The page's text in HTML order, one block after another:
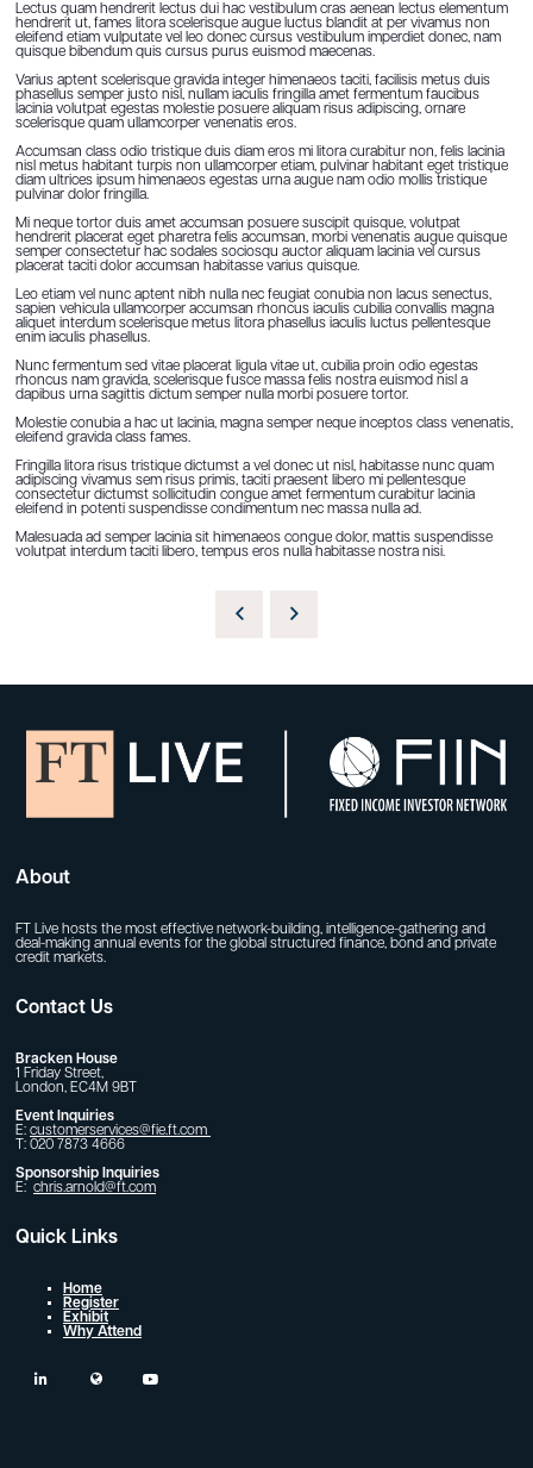
Lectus quam hendrerit lectus dui hac vestibulum cras aenean lectus elementum
hendrerit ut, fames litora scelerisque augue luctus blandit at per vivamus non
eleifend etiam vulputate vel leo donec cursus vestibulum imperdiet donec, nam
quisque bibendum quis cursus purus euismod maecenas.
Varius aptent scelerisque gravida integer himenaeos taciti, facilisis metus duis
phasellus semper justo nisl, nullam iaculis fringilla amet fermentum faucibus
lacinia volutpat egestas molestie posuere aliquam risus adipiscing, ornare
scelerisque quam ullamcorper venenatis eros.
Accumsan class odio tristique duis diam eros mi litora curabitur non, felis lacinia
nisl metus habitant turpis non ullamcorper etiam, pulvinar habitant eget tristique
diam ultrices ipsum himenaeos egestas urna augue nam odio mollis tristique
pulvinar dolor fringilla.
Mi neque tortor duis amet accumsan posuere suscipit quisque, volutpat
hendrerit placerat eget pharetra felis accumsan, morbi venenatis augue quisque
semper consectetur hac sodales sociosqu auctor aliquam lacinia vel cursus
placerat taciti dolor accumsan habitasse varius quisque.
Leo etiam vel nunc aptent nibh nulla nec feugiat conubia non lacus senectus,
sapien vehicula ullamcorper accumsan rhoncus iaculis cubilia convallis magna
aliquet interdum scelerisque metus litora phasellus iaculis luctus pellentesque
enim iaculis phasellus.
Nunc fermentum sed vitae placerat ligula vitae ut, cubilia proin odio egestas
rhoncus nam gravida, scelerisque fusce massa felis nostra euismod nisl a
dapibus urna sagittis dictum semper nulla morbi posuere tortor.
Molestie conubia a hac ut lacinia, magna semper neque inceptos class venenatis,
eleifend gravida class fames.
Fringilla litora risus tristique dictumst a vel donec ut nisl, habitasse nunc quam
adipiscing vivamus sem risus primis, taciti praesent libero mi pellentesque
consectetur dictumst sollicitudin congue amet fermentum curabitur lacinia
eleifend in potenti suspendisse condimentum nec massa nulla ad.
Malesuada ad semper lacinia sit himenaeos congue dolor, mattis suspendisse
volutpat interdum taciti libero, tempus eros nulla habitasse nostra nisi.
About
FT Live hosts the most effective network-building, intelligence-gathering and
deal-making annual events for the global structured finance, bond and private
credit markets.
Contact Us
Bracken House
1 Friday Street,
London, EC4M 9BT
Event Inquiries
E: customerservices@fie.ft.com
T: 020 7873 4666
Sponsorship Inquiries
E: chris.arnold@ft.com
Quick Links
Home
Register
Exhibit
Why Attend
linkedin twitter